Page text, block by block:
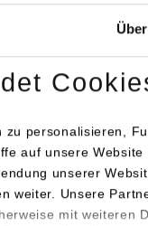
zu personalisieren,
auf unsere Website
unserer
weiter. Unsere
mit weiteren
Menschen,
Mitarbeiterin,
steht dort ein
die heutigen